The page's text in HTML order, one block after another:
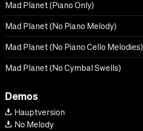
Mad Planet (Piano Only)
Mad Planet (No Piano Melody)
Mad Planet (No Piano Cello Melodies)
Mad Planet (No Cymbal Swells)
Demos
Hauptversion
No Melody